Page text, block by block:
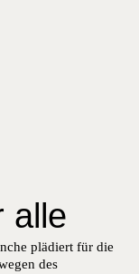
alle
plädiert für die
des